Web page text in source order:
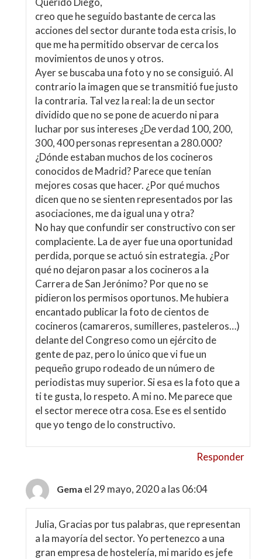
creo que he seguido bastante de cerca las
acciones del sector durante toda esta crisis, lo
que me ha permitido observar de cerca los
movimientos de unos y otros.
Ayer se buscaba una foto y no se consiguió. Al
contrario la imagen que se transmitió fue justo
la contraria. Tal vez la real: la de un sector
dividido que no se pone de acuerdo ni para
luchar por sus intereses ¿De verdad 100, 200,
300, 400 personas representan a 280.000?
¿Dónde estaban muchos de los cocineros
conocidos de Madrid? Parece que tenían
mejores cosas que hacer. ¿Por qué muchos
dicen que no se sienten representados por las
asociaciones, me da igual una y otra?
No hay que confundir ser constructivo con ser
complaciente. La de ayer fue una oportunidad
perdida, porque se actuó sin estrategia. ¿Por
qué no dejaron pasar a los cocineros a la
Carrera de San Jerónimo? Por que no se
pidieron los permisos oportunos. Me hubiera
encantado publicar la foto de cientos de
cocineros (camareros, sumilleres, pasteleros…)
delante del Congreso como un ejército de
gente de paz, pero lo único que vi fue un
pequeño grupo rodeado de un número de
periodistas muy superior. Si esa es la foto que a
ti te gusta, lo respeto. A mi no. Me parece que
el sector merece otra cosa. Ese es el sentido
que yo tengo de lo constructivo.
Responder
Gema el 29 mayo, 2020 a las 06:04
Julia, Gracias por tus palabras, que representan
a la mayoría del sector. Yo pertenezco a una
gran empresa de hostelería, mi marido es jefe